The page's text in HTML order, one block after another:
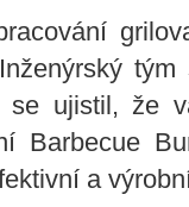
se ujistil, že
Barbecue
a